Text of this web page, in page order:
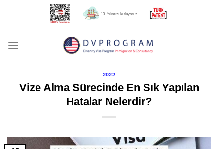
13. Yılımızı kutluyoruz
2022
Vize Alma Sürecinde En Sık Yapılan
Hatalar Nelerdir?